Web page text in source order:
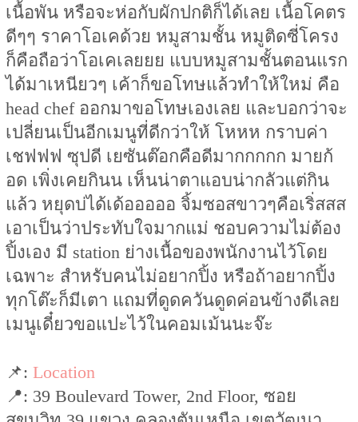
เนื้อพัน หรือจะห่อกับผักปกติก็ได้เลย เนื้อโคตร
ดีๆๆ ราคาโอเคด้วย หมูสามชั้น หมูติดซี่โครง
ก็คือถือว่าโอเคเลยยย แบบหมูสามชั้นตอนแรก
ได้มาเหนียวๆ เค้าก็ขอโทษแล้วทำให้ใหม่ คือ
head chef ออกมาขอโทษเองเลย และบอกว่าจะ
เปลี่ยนเป็นอีกเมนูที่ดีกว่าให้ โหหห กราบค่า
เชฟฟฟ ซุปดี เยซันต๊อกคือดีมากกกกก มายก้
อด เพิ่งเคยกินน เห็นน่าตาแอบน่ากลัวแต่กิน
แล้ว หยุดบ่ได้เด้อออออ จิ้มซอสขาวๆคือเริ่สสส
เอาเป็นว่าประทับใจมากแม่ ชอบความไม่ต้อง
ปิ้งเอง มี station ย่างเนื้อของพนักงานไว้โดย
เฉพาะ สำหรับคนไม่อยากปิ้ง หรือถ้าอยากปิ้ง
ทุกโต๊ะก็มีเตา แถมที่ดูดควันดูดค่อนข้างดีเลย
เมนูเดี๋ยวขอแปะไว้ในคอมเม้นนะจ๊ะ
📌:Location
📍: 39 Boulevard Tower, 2nd Floor, ซอย